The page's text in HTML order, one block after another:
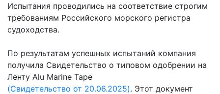
Испытания проводились на соответствие строгим
требованиям Российского морского регистра
судоходства.
По результатам успешных испытаний компания
получила Свидетельство о типовом одобрении на
Ленту Alu Marine Tape
(Свидетельство от 20.06.2025). Этот документ